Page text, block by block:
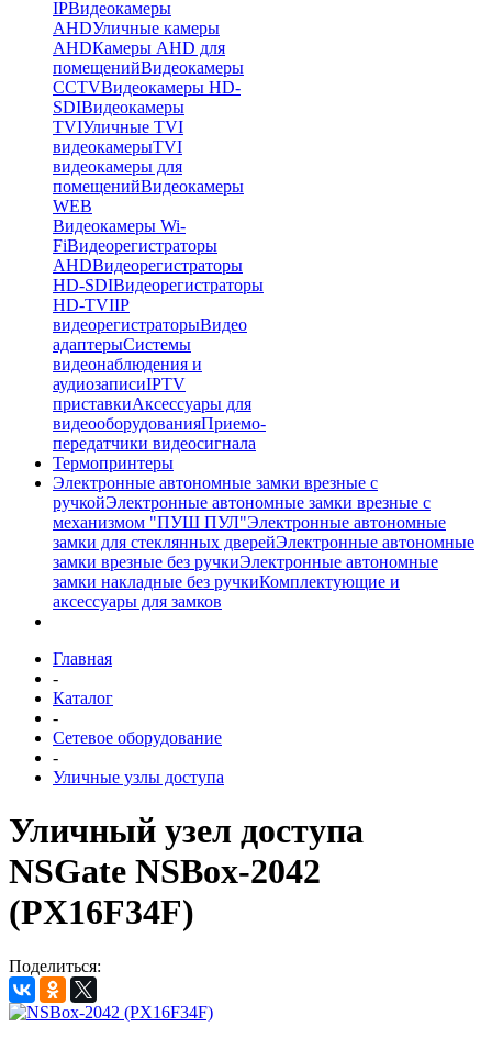
IPВидеокамеры
AHDУличные камеры
AHDКамеры AHD для
помещенийВидеокамеры
CCTVВидеокамеры HD-
SDIВидеокамеры
TVIУличные TVI
видеокамерыTVI
видеокамеры для
помещенийВидеокамеры
WEB
Видеокамеры Wi-
FiВидеорегистраторы
AHDВидеорегистраторы
HD-SDIВидеорегистраторы
HD-TVIIP
видеорегистраторыВидео
адаптерыСистемы
видеонаблюдения и
аудиозаписиIPTV
приставкиАксессуары для
видеооборудованияПриемо-
передатчики видеосигнала
Термопринтеры
Электронные автономные замки врезные с
ручкойЭлектронные автономные замки врезные с
механизмом "ПУШ ПУЛ"Электронные автономные
замки для стеклянных дверейЭлектронные автономные
замки врезные без ручкиЭлектронные автономные
замки накладные без ручкиКомплектующие и
аксессуары для замков
Главная
-
Каталог
-
Сетевое оборудование
-
Уличные узлы доступа
Уличный узел доступа
NSGate NSBox-2042
(PX16F34F)
Поделиться: